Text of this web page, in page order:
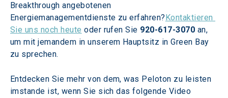
Breakthrough angebotenen
Energiemanagementdienste zu erfahren?Kontaktieren
Sie uns noch heute oder rufen Sie 920-617-3070 an,
um mit jemandem in unserem Hauptsitz in Green Bay
zu sprechen.
Entdecken Sie mehr von dem, was Peloton zu leisten
imstande ist, wenn Sie sich das folgende Video